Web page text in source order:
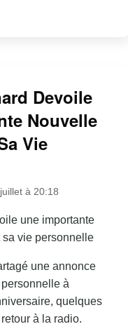
Devoile
Nouvelle
Vie
à 20:18
une importante
vie personnelle
une annonce
à
quelques
à la radio.